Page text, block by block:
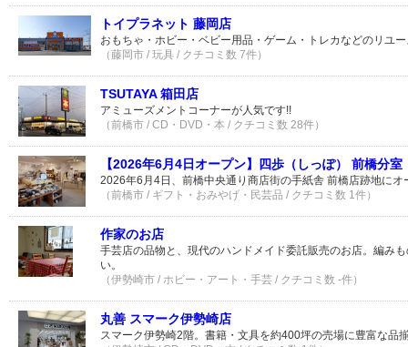
トイプラネット 藤岡店
おもちゃ・ホビー・ベビー用品・ゲーム・トレカなどのリユ
（藤岡市 / 玩具 / クチコミ数 7件）
TSUTAYA 箱田店
アミューズメントコーナーが人気です!!
（前橋市 / CD・DVD・本 / クチコミ数 28件）
【2026年6月4日オープン】四歩（しっぽ） 前橋分室
2026年6月4日、前橋中央通り商店街の手紙舎 前橋店跡地にオ
（前橋市 / ギフト・おみやげ・民芸品 / クチコミ数 1件）
作家のお店
手芸店の品物と、現代のハンドメイド委託販売のお店。編み
い。
（伊勢崎市 / ホビー・アート・手芸 / クチコミ数 -件）
丸善 スマーク伊勢崎店
スマーク伊勢崎2階。書籍・文具を約400坪の売場に豊富な品